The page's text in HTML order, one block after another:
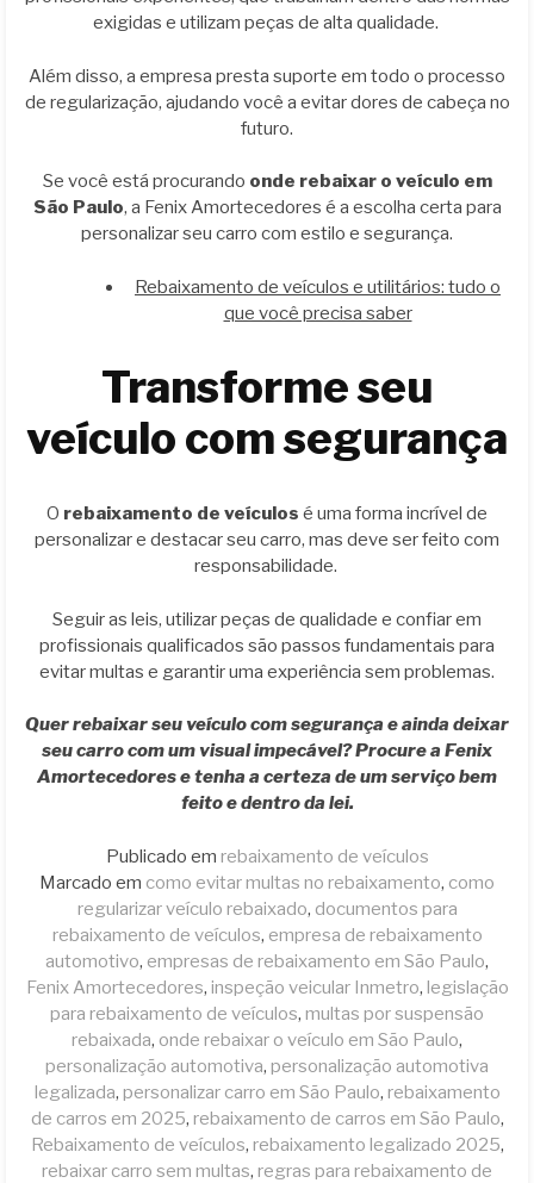
exigidas e utilizam peças de alta qualidade.
Além disso, a empresa presta suporte em todo o processo
de regularização, ajudando você a evitar dores de cabeça no
futuro.
Se você está procurando onde rebaixar o veículo em
São Paulo, a Fenix Amortecedores é a escolha certa para
personalizar seu carro com estilo e segurança.
Rebaixamento de veículos e utilitários: tudo o
que você precisa saber
Transforme seu
veículo com segurança
O rebaixamento de veículos é uma forma incrível de
personalizar e destacar seu carro, mas deve ser feito com
responsabilidade.
Seguir as leis, utilizar peças de qualidade e confiar em
profissionais qualificados são passos fundamentais para
evitar multas e garantir uma experiência sem problemas.
Quer rebaixar seu veículo com segurança e ainda deixar
seu carro com um visual impecável? Procure a Fenix
Amortecedores e tenha a certeza de um serviço bem
feito e dentro da lei.
Publicado em rebaixamento de veículos
Marcado em como evitar multas no rebaixamento, como
regularizar veículo rebaixado, documentos para
rebaixamento de veículos, empresa de rebaixamento
automotivo, empresas de rebaixamento em São Paulo,
Fenix Amortecedores, inspeção veicular Inmetro, legislação
para rebaixamento de veículos, multas por suspensão
rebaixada, onde rebaixar o veículo em São Paulo,
personalização automotiva, personalização automotiva
legalizada, personalizar carro em São Paulo, rebaixamento
de carros em 2025, rebaixamento de carros em São Paulo,
Rebaixamento de veículos, rebaixamento legalizado 2025,
rebaixar carro sem multas, regras para rebaixamento de